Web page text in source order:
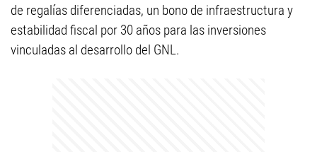
de regalías diferenciadas, un bono de infraestructura y
estabilidad fiscal por 30 años para las inversiones
vinculadas al desarrollo del GNL.